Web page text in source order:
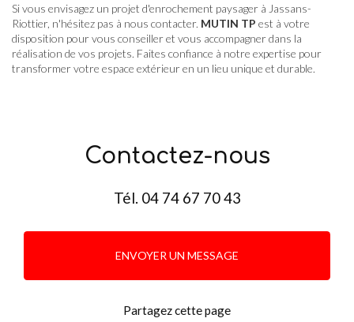
Si vous envisagez un projet d'enrochement paysager à Jassans-
Riottier, n'hésitez pas à nous contacter. MUTIN TP est à votre
disposition pour vous conseiller et vous accompagner dans la
réalisation de vos projets. Faites confiance à notre expertise pour
transformer votre espace extérieur en un lieu unique et durable.
Contactez-nous
Tél. 04 74 67 70 43
ENVOYER UN MESSAGE
Partagez cette page